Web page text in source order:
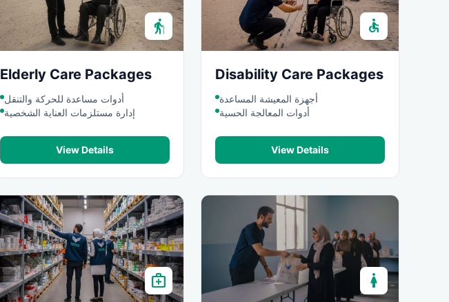
elderly
Elderly Care Packages
أدوات مساعدة للحركة والتنقل
إدارة مستلزمات العناية الشخصية
View Details
accessible
Disability Care Packages
أجهزة المعيشة المساعدة
أدوات المعالجة الحسية
View Details
medical_services woman